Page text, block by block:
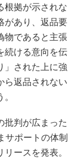
根拠が示されな
があり、返品要
物であると主張
続ける意向を伝
」された上に強
ら返品されない
判が広まった
サポートの体制
ースを発表。